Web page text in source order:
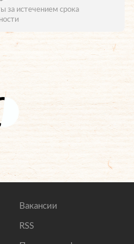
за истечением срока
Вакансии
RSS